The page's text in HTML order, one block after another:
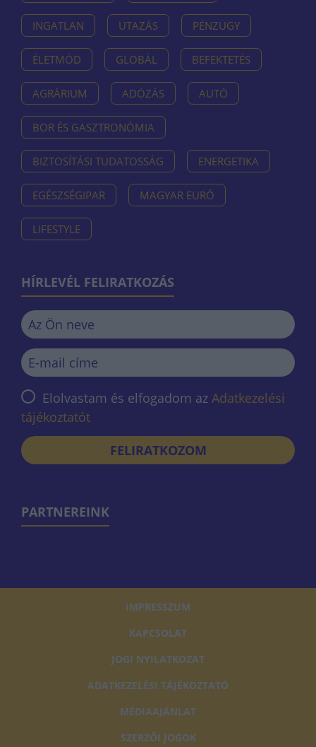
INGATLAN UTAZÁS PÉNZÜGY
ÉLETMÓD GLOBÁL BEFEKTETÉS
AGRÁRIUM ADÓZÁS AUTÓ
BOR ÉS GASZTRONÓMIA
BIZTOSÍTÁSI TUDATOSSÁG ENERGETIKA
EGÉSZSÉGIPAR MAGYAR EURÓ
LIFESTYLE
HÍRLEVÉL FELIRATKOZÁS
Elolvastam és elfogadom az Adatkezelési
tájékoztatót
FELIRATKOZOM
PARTNEREINK
IMPRESSZUM
KAPCSOLAT
JOGI NYILATKOZAT
ADATKEZELÉSI TÁJÉKOZTATÓ
MÉDIAAJÁNLAT
SZERZŐI JOGOK